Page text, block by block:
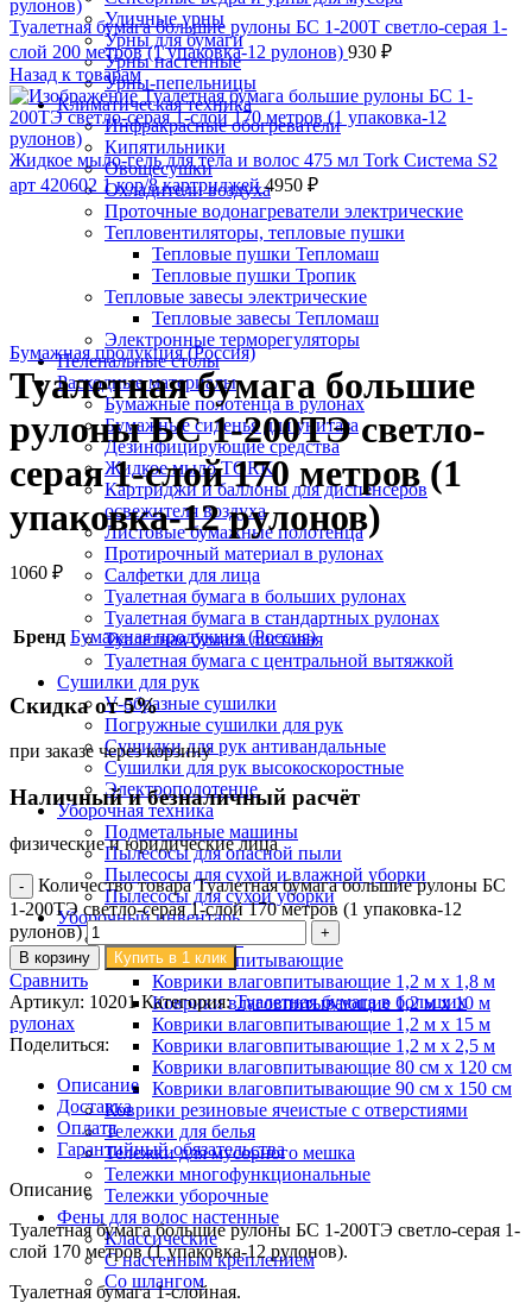
Уличные урны
Урны для бумаги
Урны настенные
Урны-пепельницы
Климатическая техника
Инфракрасные обогреватели
Кипятильники
Овощесушки
Охладители воздуха
Проточные водонагреватели электрические
Тепловентиляторы, тепловые пушки
Тепловые пушки Тепломаш
Тепловые пушки Тропик
Тепловые завесы электрические
Тепловые завесы Тепломаш
Электронные терморегуляторы
Пеленальные столы
Расходные материалы
Бумажные полотенца в рулонах
Бумажные сиденья для унитаза
Дезинфицирующие средства
Жидкое мыло TORK
Картриджи и баллоны для диспенсеров
освежителя воздуха
Листовые бумажные полотенца
Протирочный материал в рулонах
Салфетки для лица
Туалетная бумага в больших рулонах
Туалетная бумага в стандартных рулонах
Туалетная бумага листовая
Туалетная бумага с центральной вытяжкой
Сушилки для рук
V-образные сушилки
Погружные сушилки для рук
Сушилки для рук антивандальные
Сушилки для рук высокоскоростные
Электрополотенце
Уборочная техника
Подметальные машины
Пылесосы для опасной пыли
Пылесосы для сухой и влажной уборки
Пылесосы для сухой уборки
Уборочный инвентарь
Коврики влаговпитывающие
Коврики влаговпитывающие 1,2 м х 1,8 м
Коврики влаговпитывающие 1,2 м х 10 м
Коврики влаговпитывающие 1,2 м х 15 м
Коврики влаговпитывающие 1,2 м х 2,5 м
Коврики влаговпитывающие 80 см х 120 см
Коврики влаговпитывающие 90 см х 150 см
Коврики резиновые ячеистые с отверстиями
Тележки для белья
Тележки для мусорного мешка
Тележки многофункциональные
Тележки уборочные
Фены для волос настенные
Классические
С настенным креплением
Со шлангом
Туалетная бумага большие рулоны БС 1-200Т светло-серая 1-
слой 200 метров (1 упаковка-12 рулонов) 930 ₽
Назад к товарам
Жидкое мыло-гель для тела и волос 475 мл Tork Система S2
арт 420602 1 кор/8 картриджей4950 ₽
Нажмите, чтобы увеличить
Бумажная продукция (Россия)
Туалетная бумага большие
рулоны БС 1-200ТЭ светло-
серая 1-слой 170 метров (1
упаковка-12 рулонов)
1060 ₽
Бренд Бумажная продукция (Россия)
Скидка от 5%
при заказе через корзину
Наличный и безналичный расчёт
физические и юридические лица
Количество товара Туалетная бумага большие рулоны БС
1-200ТЭ светло-серая 1-слой 170 метров (1 упаковка-12
рулонов)
В корзину Купить в 1 клик
Сравнить
Артикул: 10201Категория: Туалетная бумага в больших
рулонах
Поделиться:
Описание
Доставка
Оплата
Гарантийный обязательства
Описание
Туалетная бумага большие рулоны БС 1-200ТЭ светло-серая 1-
слой 170 метров (1 упаковка-12 рулонов).
Туалетная бумага 1-слойная.